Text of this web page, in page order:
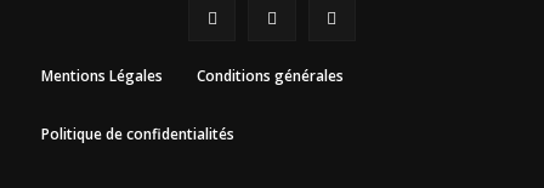
Mentions Légales Conditions générales
Politique de confidentialités